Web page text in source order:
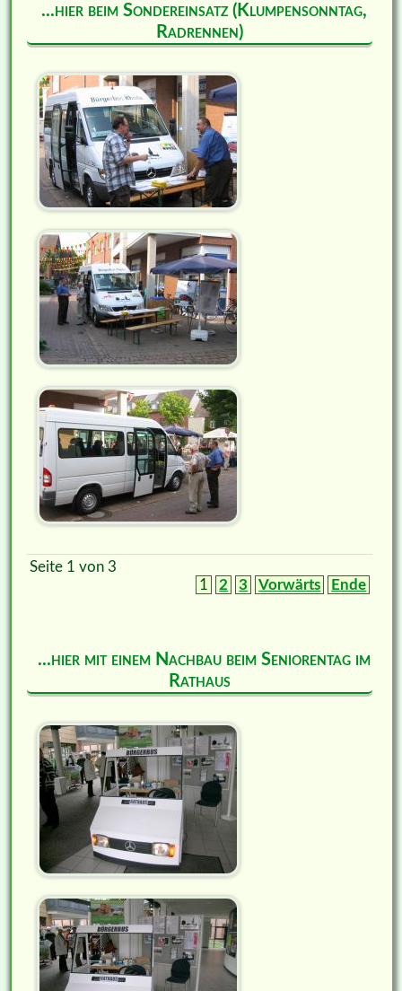
...hier beim Sondereinsatz (Klumpensonntag,
Radrennen)
Seite 1 von 3
1
2 3 Vorwärts Ende
...hier mit einem Nachbau beim Seniorentag im
Rathaus